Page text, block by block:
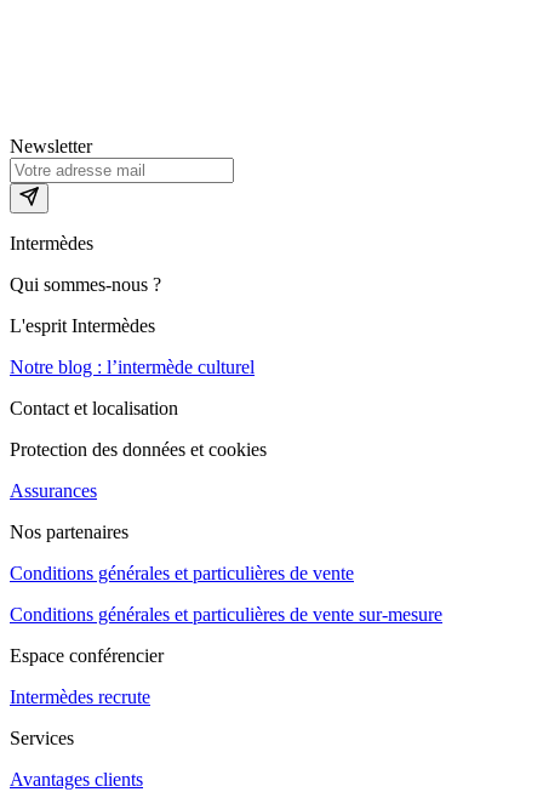
Newsletter
Intermèdes
Qui sommes-nous ?
L'esprit Intermèdes
Notre blog : l’intermède culturel
Contact et localisation
Protection des données et cookies
Assurances
Nos partenaires
Conditions générales et particulières de vente
Conditions générales et particulières de vente sur-mesure
Espace conférencier
Intermèdes recrute
Services
Avantages clients